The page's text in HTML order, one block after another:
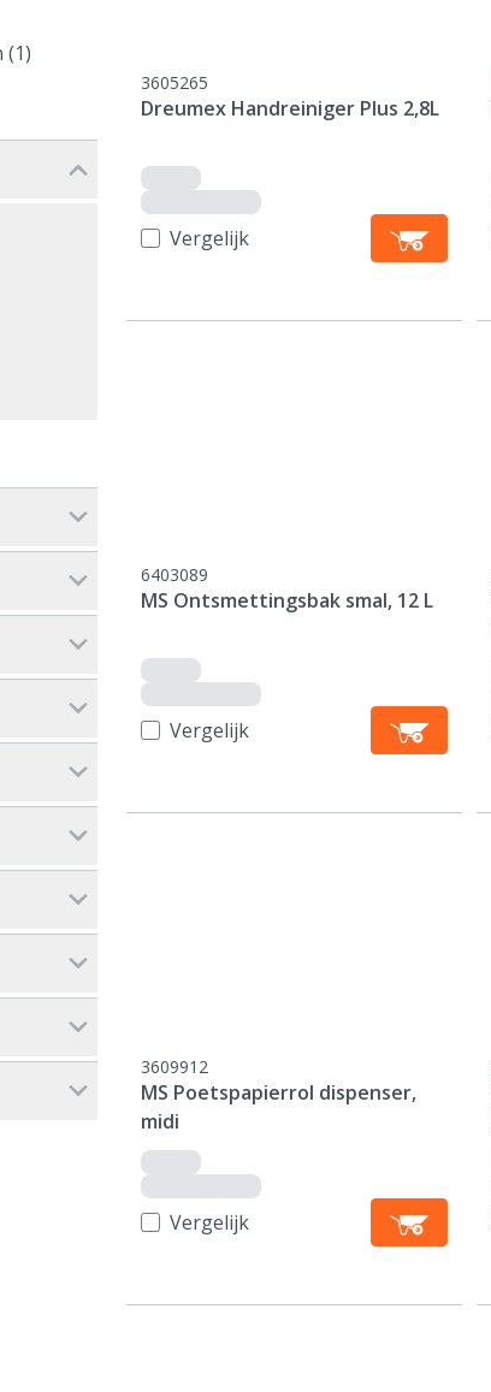
(1)
3605265
Dreumex Handreiniger Plus 2,8L
Vergelijk
6403089
MS Ontsmettingsbak smal, 12 L
Vergelijk
3609912
MS Poetspapierrol dispenser,
midi
Vergelijk